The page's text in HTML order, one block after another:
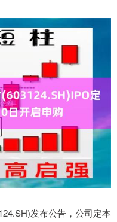
发布公告，公司定本